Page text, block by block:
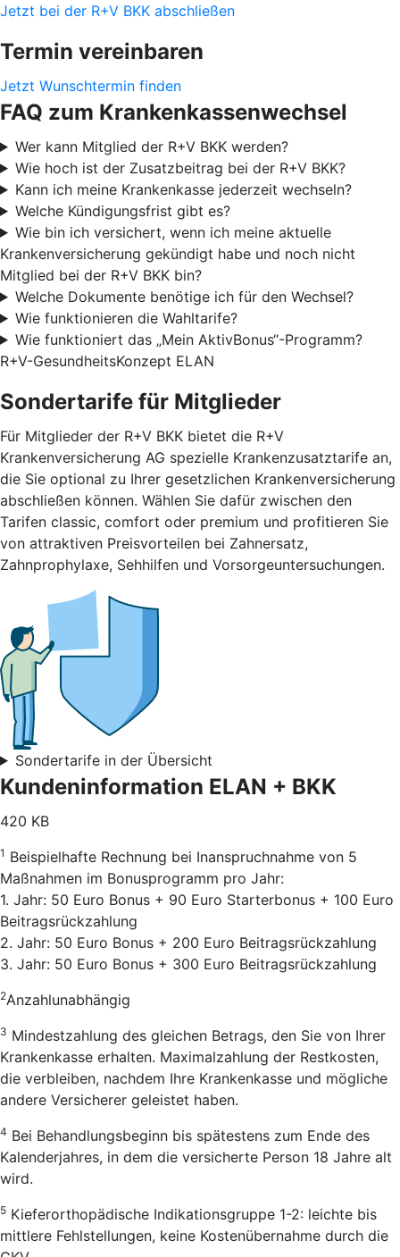
Jetzt bei der R+V BKK abschließen
Termin vereinbaren
Jetzt Wunschtermin finden
FAQ zum Krankenkassenwechsel
Wer kann Mitglied der R+V BKK werden?
Wie hoch ist der Zusatzbeitrag bei der R+V BKK?
Kann ich meine Krankenkasse jederzeit wechseln?
Welche Kündigungsfrist gibt es?
Wie bin ich versichert, wenn ich meine aktuelle
Krankenversicherung gekündigt habe und noch nicht
Mitglied bei der R+V BKK bin?
Welche Dokumente benötige ich für den Wechsel?
Wie funktionieren die Wahltarife?
Wie funktioniert das „Mein AktivBonus“-Programm?
R+V-GesundheitsKonzept ELAN
Sondertarife für Mitglieder
Für Mitglieder der R+V BKK bietet die R+V
Krankenversicherung AG spezielle Krankenzusatztarife an,
die Sie optional zu Ihrer gesetzlichen Krankenversicherung
abschließen können. Wählen Sie dafür zwischen den
Tarifen classic, comfort oder premium und profitieren Sie
von attraktiven Preisvorteilen bei Zahnersatz,
Zahnprophylaxe, Sehhilfen und Vorsorgeuntersuchungen.
Sondertarife in der Übersicht
Kundeninformation ELAN + BKK
420 KB
1 Beispielhafte Rechnung bei Inanspruchnahme von 5
Maßnahmen im Bonusprogramm pro Jahr:
1. Jahr: 50 Euro Bonus + 90 Euro Starterbonus + 100 Euro
Beitragsrückzahlung
2. Jahr: 50 Euro Bonus + 200 Euro Beitragsrückzahlung
3. Jahr: 50 Euro Bonus + 300 Euro Beitragsrückzahlung
2Anzahlunabhängig
3 Mindestzahlung des gleichen Betrags, den Sie von Ihrer
Krankenkasse erhalten. Maximalzahlung der Restkosten,
die verbleiben, nachdem Ihre Krankenkasse und mögliche
andere Versicherer geleistet haben.
4 Bei Behandlungsbeginn bis spätestens zum Ende des
Kalenderjahres, in dem die versicherte Person 18 Jahre alt
wird.
5 Kieferorthopädische Indikationsgruppe 1-2: leichte bis
mittlere Fehlstellungen, keine Kostenübernahme durch die